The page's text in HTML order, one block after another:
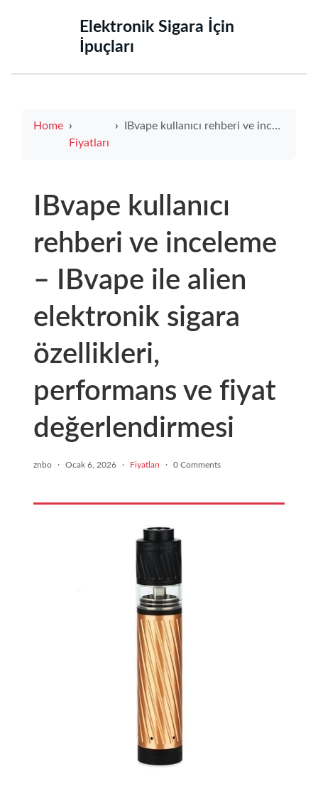
‌Elektronik Sigara İçin
İpuçları‌
Home
Fiyatları
IBvape kullanıcı rehberi ve inceleme – IBvape ile alien elektronik sigara özellikleri, performans ve fiyat değerlendirmesi
IBvape kullanıcı
rehberi ve inceleme
– IBvape ile alien
elektronik sigara
özellikleri,
performans ve fiyat
değerlendirmesi
znbo · Ocak 6, 2026 · Fiyatları · 0 Comments